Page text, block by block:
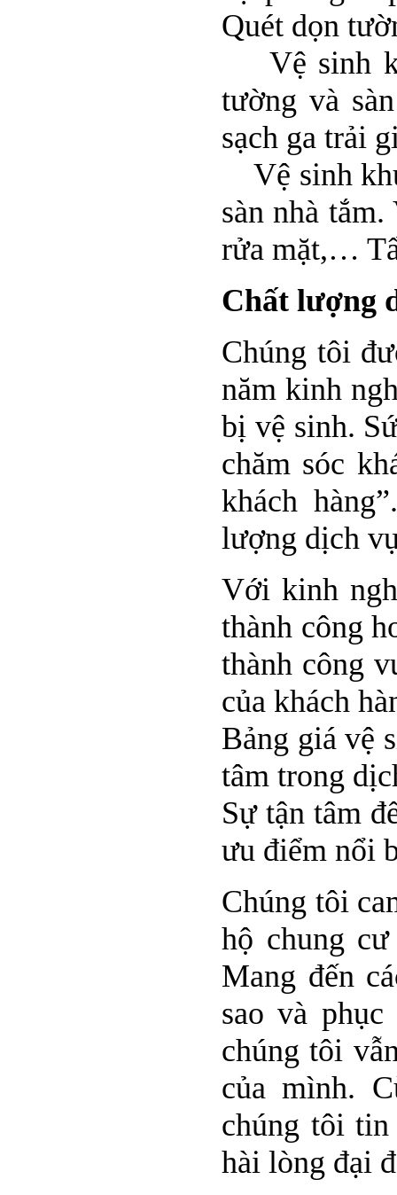
Quét dọn
Vệ sinh
tường và
sạch ga trải
Vệ sinh
sàn nhà
rửa mặt,…
Chất lượng
Chúng tôi
năm kinh
bị vệ sinh.
chăm sóc
khách
lượng dịch
Với kinh
thành công
thành công
của khách
Bảng giá vệ
tâm trong
Sự tận tâm
ưu điểm nổi
Chúng tôi
hộ chung
Mang đến
sao và
chúng tôi
của mình.
chúng tôi
hài lòng đại